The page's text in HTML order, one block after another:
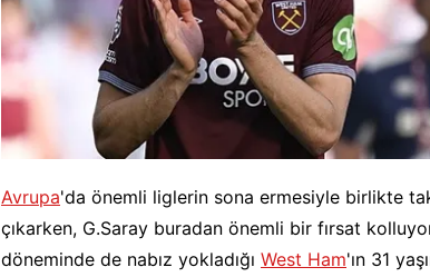
Avrupa'da önemli liglerin sona ermesiyle birlikte
çıkarken, G.Saray buradan önemli bir fırsat
döneminde de nabız yokladığı West Ham'ın 31